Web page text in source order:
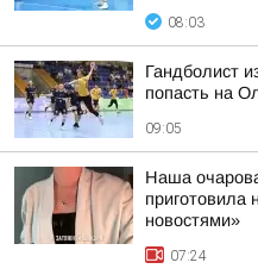
08:03
Гандболист
попасть на
09:05
Наша
приготовила
новостями»
07:24